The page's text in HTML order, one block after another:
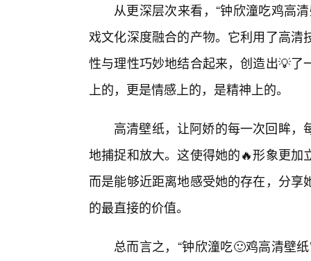
从更深层次来看，“钟欣潼吃鸡高
戏文化深度融合的产物。它利用了高
性与理性巧妙地结合起来，创造出💡
上的，更是情感上的，是精神上的。
高清壁纸，让阿娇的每一次回眸
地捕捉和放大。这使得她的🔥形象更
而是能够近距离地感受她的存在，分
的最直接的价值。
总而言之，“钟欣潼吃🙂鸡高清壁